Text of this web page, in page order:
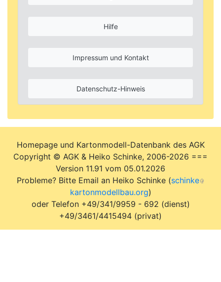
Hilfe
Impressum und Kontakt
Datenschutz-Hinweis
Homepage und Kartonmodell-Datenbank des AGK
Copyright © AGK & Heiko Schinke, 2006-2026 ===
Version 11.91 vom 05.01.2026
Probleme? Bitte Email an Heiko Schinke (schinke
kartonmodellbau.org)
oder Telefon +49/341/9959 - 692 (dienst)
+49/3461/4415494 (privat)